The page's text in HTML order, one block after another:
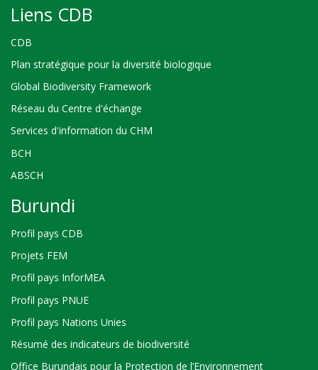
Liens CDB
CDB
Plan stratégique pour la diversité biologique
Global Biodiversity Framework
Réseau du Centre d'échange
Services d'information du CHM
BCH
ABSCH
Burundi
Profil pays CDB
Projets FEM
Profil pays InforMEA
Profil pays PNUE
Profil pays Nations Unies
Résumé des indicateurs de biodiversité
Office Burundais pour la Protection de l’Environnement